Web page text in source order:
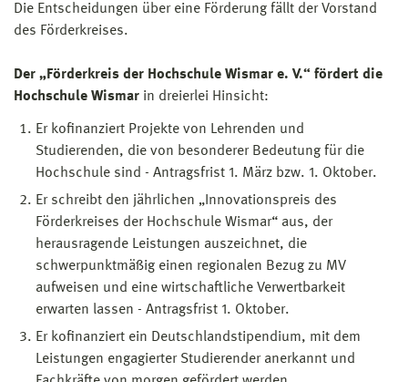
Die Entscheidungen über eine Förderung fällt der Vorstand
des Förderkreises.
Der „Förderkreis der Hochschule Wismar e. V.“ fördert die
Hochschule Wismar in dreierlei Hinsicht:
Er kofinanziert Projekte von Lehrenden und
Studierenden, die von besonderer Bedeutung für die
Hochschule sind - Antragsfrist 1. März bzw. 1. Oktober.
Er schreibt den jährlichen „Innovationspreis des
Förderkreises der Hochschule Wismar“ aus, der
herausragende Leistungen auszeichnet, die
schwerpunktmäßig einen regionalen Bezug zu MV
aufweisen und eine wirtschaftliche Verwertbarkeit
erwarten lassen - Antragsfrist 1. Oktober.
Er kofinanziert ein Deutschlandstipendium, mit dem
Leistungen engagierter Studierender anerkannt und